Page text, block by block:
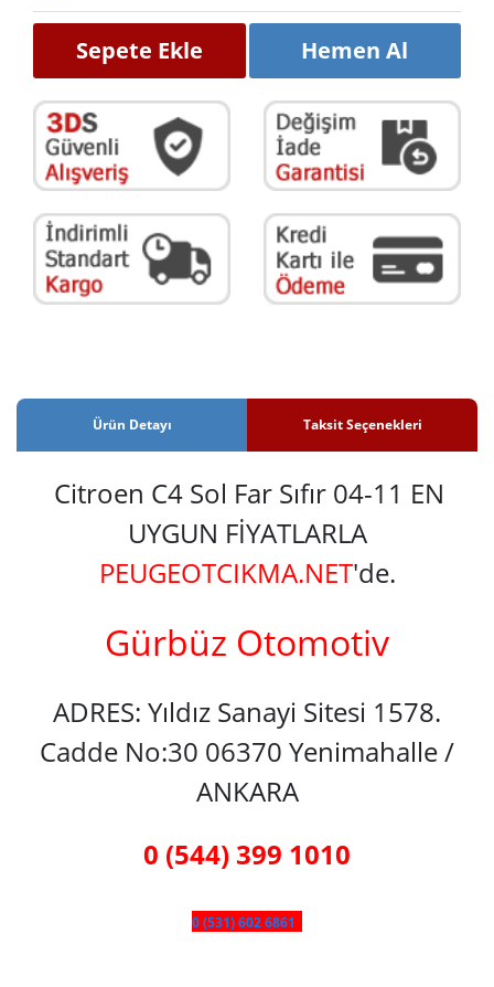
Sepete Ekle Hemen Al
Ürün Detayı Taksit Seçenekleri
Citroen C4 Sol Far Sıfır 04-11 EN
UYGUN FİYATLARLA
PEUGEOTCIKMA.NET'de.
Gürbüz Otomotiv
ADRES: Yıldız Sanayi Sitesi 1578.
Cadde No:30 06370 Yenimahalle /
ANKARA
0 (544) 399 1010
0 (531) 602 6861